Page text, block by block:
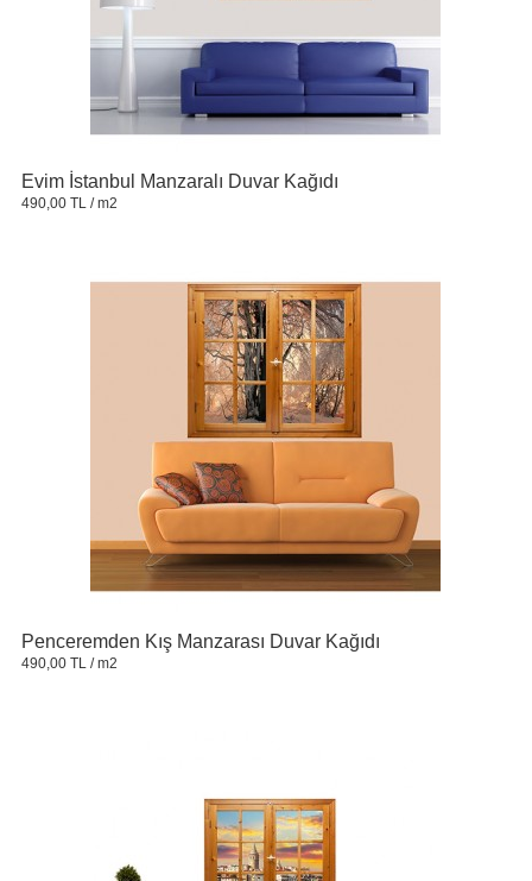
Evim İstanbul Manzaralı Duvar Kağıdı
490,00 TL / m2
Penceremden Kış Manzarası Duvar Kağıdı
490,00 TL / m2